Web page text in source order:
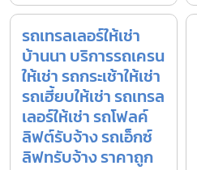
รถเทรลเลอร์ให้เช่า
บ้านนา บริการรถเครน
ให้เช่า รถกระเช้าให้เช่า
รถเฮี้ยบให้เช่า รถเทรล
เลอร์ให้เช่า รถโฟลค์
ลิฟต์รับจ้าง รถเอ็กซ์
ลิฟทรับจ้าง ราคาถูก